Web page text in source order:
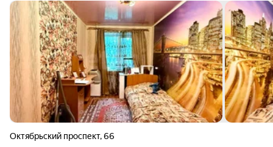
Октябрьский проспект,66